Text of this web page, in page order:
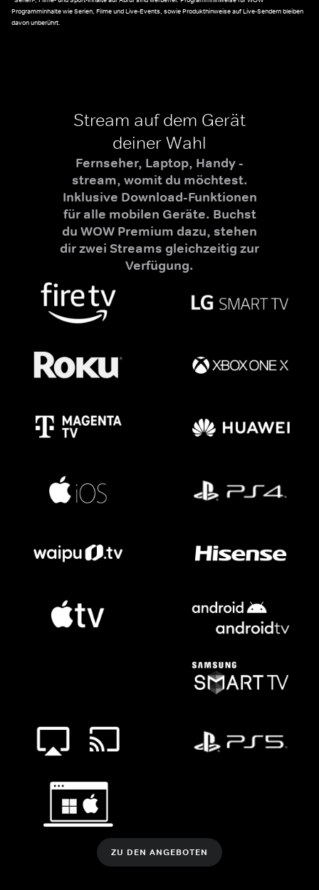
Programminhalte wie Serien, Filme und Live-Events, sowie Produkthinweise auf Live-Sendern bleiben
davon unberührt.
Stream auf dem Gerät
deiner Wahl
Fernseher, Laptop, Handy -
stream, womit du möchtest.
Inklusive Download-Funktionen
für alle mobilen Geräte. Buchst
du WOW Premium dazu, stehen
dir zwei Streams gleichzeitig zur
Verfügung.
ZU DEN ANGEBOTEN